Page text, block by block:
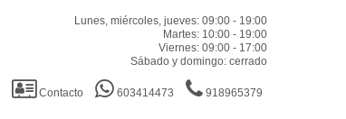
Lunes, miércoles, jueves: 09:00 - 19:00
Martes: 10:00 - 19:00
Viernes: 09:00 - 17:00
Sábado y domingo: cerrado
Contacto 603414473 918965379